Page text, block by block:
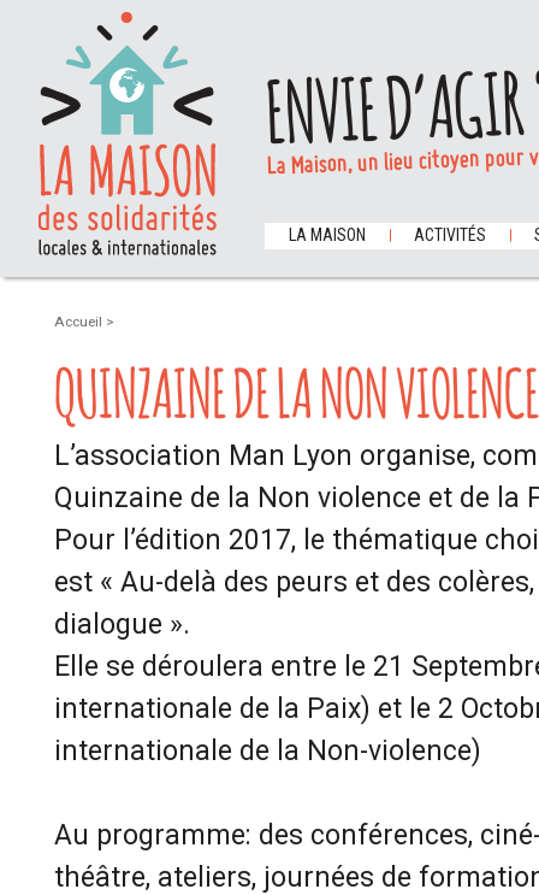
ENVIE
La Maison, un lieu citoyen
LA MAISON ACTIVITÉS
Accueil >
QUINZAINE DE LA NON
L’association Man Lyon organise,
Quinzaine de la Non violence et de la
Pour l’édition 2017, le thématique
est « Au-delà des peurs et des
dialogue ».
Elle se déroulera entre le 21
internationale de la Paix) et le 2
internationale de la Non-violence)
Au programme: des conférences,
théâtre, ateliers, journées de